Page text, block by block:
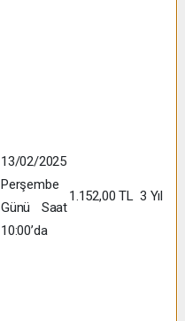
13/02/2025
Perşembe
Günü Saat
10:00’da
1.152,00 TL 3 Yıl